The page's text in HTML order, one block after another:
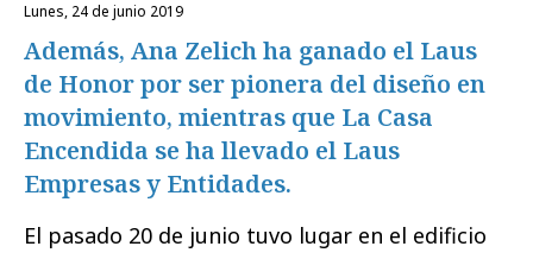
lunes, 24 de junio 2019
Además, Ana Zelich ha ganado el Laus
de Honor por ser pionera del diseño en
movimiento, mientras que La Casa
Encendida se ha llevado el Laus
Empresas y Entidades.
El pasado 20 de junio tuvo lugar en el edificio